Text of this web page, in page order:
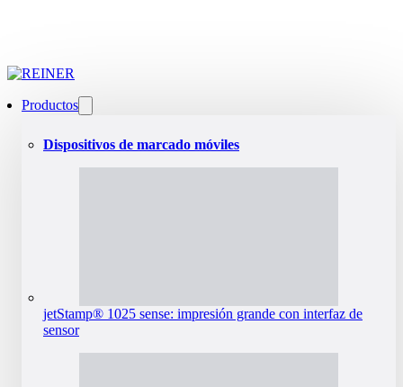
Productos
Dispositivos de marcado móviles
jetStamp® 1025 sense: impresión grande con interfaz de
sensor